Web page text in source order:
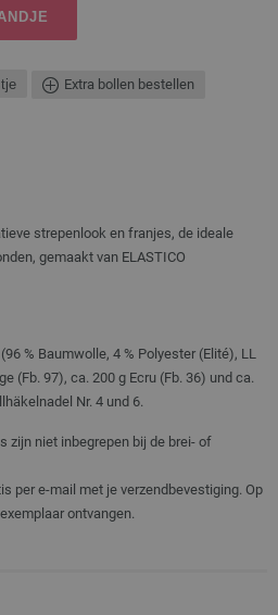
Extra bollen bestellen
strepenlook en franjes, de ideale
gemaakt van ELASTICO
% Baumwolle, 4 % Polyester (Elité), LL
(Fb. 97), ca. 200 g Ecru (Fb. 36) und ca.
Nr. 4 und 6.
zijn niet inbegrepen bij de brei- of
per e-mail met je verzendbevestiging. Op
ontvangen.